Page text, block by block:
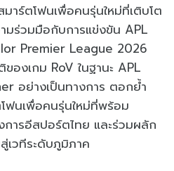
าร์ตโฟนเพื่อคนรุ่นใหม่ที่เติบโต
มร่วมมือกับการแข่งขัน APL
Premier League 2026
องเกม RoV ในฐานะ APL
อย่างเป็นทางการ ตอกย้ำ
ฟนเพื่อคนรุ่นใหม่ที่พร้อม
ารอีสปอร์ตไทย และร่วมผลัก
วทีระดับภูมิภาค